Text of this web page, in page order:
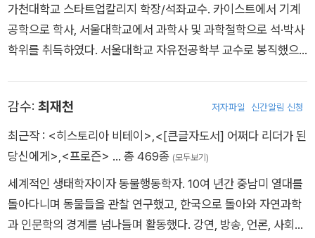
을 세우게 된다. 다윈은 종 내의 변이가 무작위하게 일어났고 이
렇게 다양한 변이를 갖춘 개체들은 환경의 적응능력에 따라 선택
되거나 소멸된다고 했다. 다윈은 그의 이론을 『종의 기원』에 담아
받았다. 다윈 자신은 신학과 사회학에 관한 언급을 극도로 꺼렸지
만, 많은 학자가 자신들의 이론을 지지하는 수단으로 다윈의 이론
을 이용하면서 과학계뿐만 아니라 사회 전반에 걸쳐 큰 영향을 미
치게 된다. 다윈은 평생을 묵묵하게 자신의 연구에 정진한 학자로
서 『비글호 탐험』(1839)과 『종의 기원』(1859)에 이어, 『가축과
재배작물의 변이』(1868), 『인간의 유래』(1871), 『인간과 동물의
가천대학교 스타트업칼리지 학장/석좌교수. 카이스트에서 기계
공학으로 학사, 서울대학교에서 과학사 및 과학철학으로 석·박사
학위를 취득하였다. 서울대학교 자유전공학부 교수로 봉직했으
감수: 최재천 저자파일 신간알림 신청
최근작 : <히스토리아 비테이> <[큰글자도서] 어쩌다 리더가 된
당신에게> <프로즌> … 총 469종 (모두보기)
세계적인 생태학자이자 동물행동학자. 10여 년간 중남미 열대를
돌아다니며 동물들을 관찰 연구했고, 한국으로 돌아와 자연과학
과 인문학의 경계를 넘나들며 활동했다. 강연, 방송, 언론, 사회